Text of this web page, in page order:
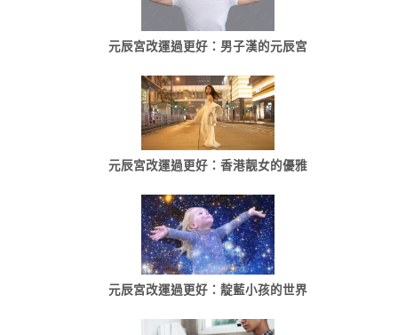
元辰宮改運過更好：男子漢的元辰宮
元辰宮改運過更好：香港靓女的優雅
元辰宮改運過更好：靛藍小孩的世界